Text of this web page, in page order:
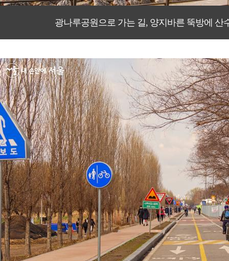
광나루공원으로 가는 길, 양지바른 뚝방에 산